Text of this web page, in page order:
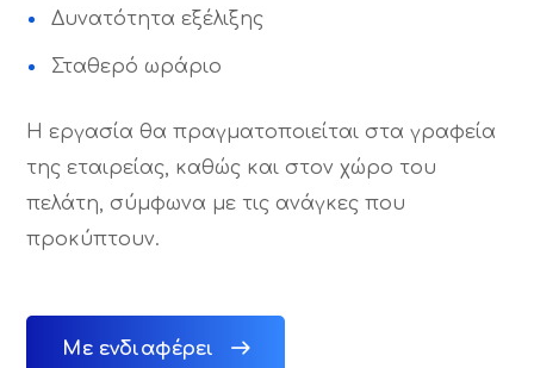
Δυνατότητα εξέλιξης
Σταθερό ωράριο
Η εργασία θα πραγματοποιείται στα γραφεία
της εταιρείας, καθώς και στον χώρο του
πελάτη, σύμφωνα με τις ανάγκες που
προκύπτουν.
Με ενδιαφέρει